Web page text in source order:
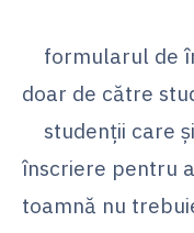
formularul de
doar de către
studenții care
înscriere pentru
toamnă nu